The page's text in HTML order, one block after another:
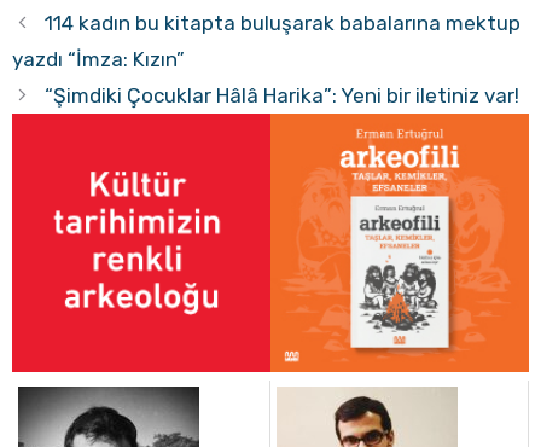
114 kadın bu kitapta buluşarak babalarına mektup
yazdı “İmza: Kızın”
“Şimdiki Çocuklar Hâlâ Harika”: Yeni bir iletiniz var!